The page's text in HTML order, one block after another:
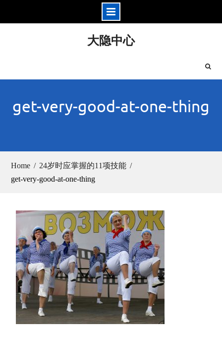
大隐中心
get-very-good-at-one-thing
Home
24岁时应掌握的11项技能
get-very-good-at-one-thing